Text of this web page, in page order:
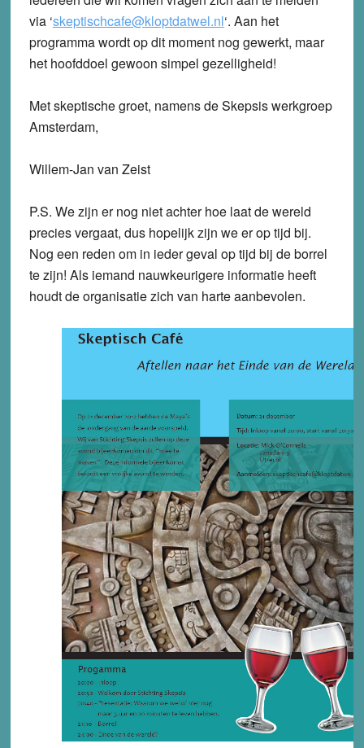
via ‘skeptischcafe@kloptdatwel.nl‘. Aan het
programma wordt op dit moment nog gewerkt, maar
het hoofddoel gewoon simpel gezelligheid!
Met skeptische groet, namens de Skepsis werkgroep
Amsterdam,
Willem-Jan van Zeist
P.S. We zijn er nog niet achter hoe laat de wereld
precies vergaat, dus hopelijk zijn we er op tijd bij.
Nog een reden om in ieder geval op tijd bij de borrel
te zijn! Als iemand nauwkeurigere informatie heeft
houdt de organisatie zich van harte aanbevolen.